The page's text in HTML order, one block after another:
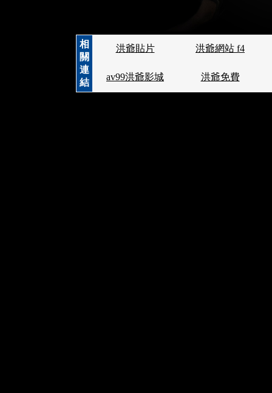
相
關
連
結
洪爺貼片 洪爺網站 f4
av99洪爺影城 洪爺免費